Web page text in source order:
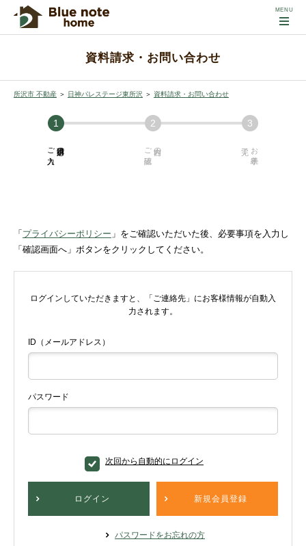
資料請求・お問い合わせ
所沢市 不動産 ＞ 日神パレステージ東所沢 ＞ 資料請求・お問い合わせ
必須項目の
ご入力 内容の
ご確認 お手続き
「 プライバシーポリシー 」をご確認いただいた後、必要事項を入力し
「確認画面へ」ボタンをクリックしてください。
ログインしていただきますと、「ご連絡先」にお客様情報が自動入
力されます。
ID（メールアドレス）
パスワード
次回から自動的にログイン
ログイン 新規会員登録
パスワードをお忘れの方